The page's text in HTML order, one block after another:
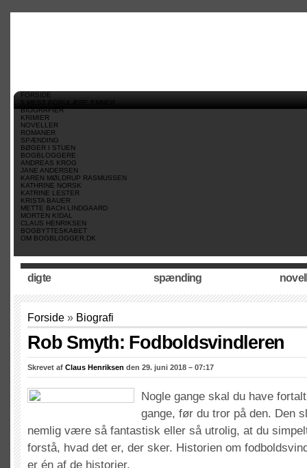
FORSIDE
5 MEST POPULÆRE EMNER
BIOGRAFIER
KRIMIER
NOVELLER
ROMANER
SPÆNDING
BØGER I STUEN
BOGBLOGGERE
ANDREAS KROG
JANE ANDERSEN
KAREN MØLDRUP RASMUSSEN
KATHRINE NORSK
KATRINE LESTER
KRISTA BAUER
METTE BACH LINDGAARD
MORTEN KIDAL
CLAUS HENRIKSEN
BOGBYTTESKABET
OM BOGBLOGGER.DK
digte spænding
Forside » Biografi
Rob Smyth: Fodboldsvindleren
Skrevet af Claus Henriksen den 29. juni 2018 – 07:17
Nogle gange skal du have
gange, før du tror på den. Den
nemlig være så fantastisk eller så utrolig, at du
forstå, hvad det er, der sker. Historien om
er én af de historier.